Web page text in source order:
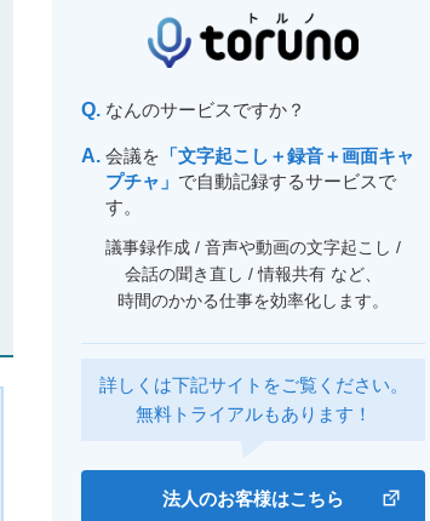
Q. なんのサービスですか？
A. 会議を 「文字起こし＋録音＋画面キャ
プチャ」 で自動記録するサービスで
す。
議事録作成 / 音声や動画の文字起こし /
会話の聞き直し / 情報共有 など、
時間のかかる仕事を効率化します。
詳しくは下記サイトをご覧ください。
無料トライアルもあります！
法人のお客様はこちら